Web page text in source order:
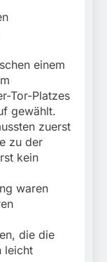
einem
Tor-Platzes
gewählt.
zuerst
zu der
kein
waren
die die
leicht